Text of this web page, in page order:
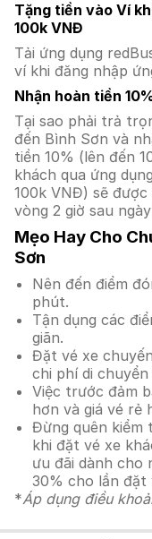
Tặng tiền vào Ví
100k VNĐ
Tải ứng dụng
ví khi đăng nhập
Nhận hoàn tiền
Tại sao phải trả
đến Bình Sơn và
tiền 10% (lên đến
khách qua ứng
100k VNĐ) sẽ
vòng 2 giờ sau
Mẹo Hay Cho
Sơn
Nên đến điểm
phút.
Tận dụng các
giãn.
Đặt vé xe
chi phí di
Việc trước đảm
hơn và giá vé rẻ
Đừng quên kiểm
khi đặt vé xe
ưu đãi dành cho
30% cho lần đặt
*Áp dụng điều